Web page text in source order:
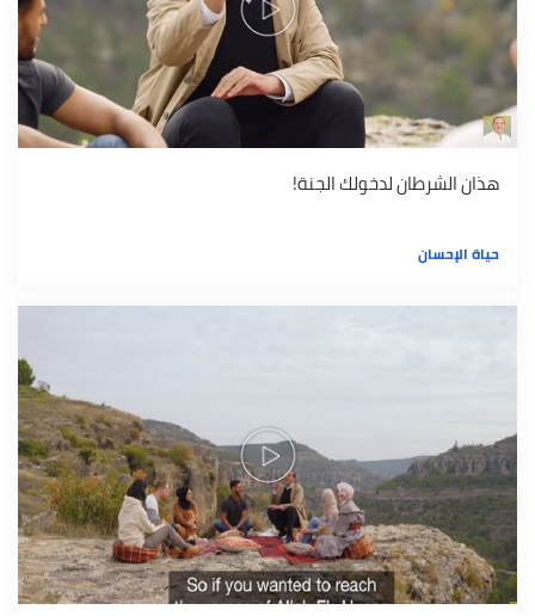
هذان الشرطان لدخولك الجنة!
حياة الإحسان